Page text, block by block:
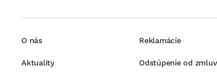
O nás
Aktuality
Reklamácie
Odstúpenie od